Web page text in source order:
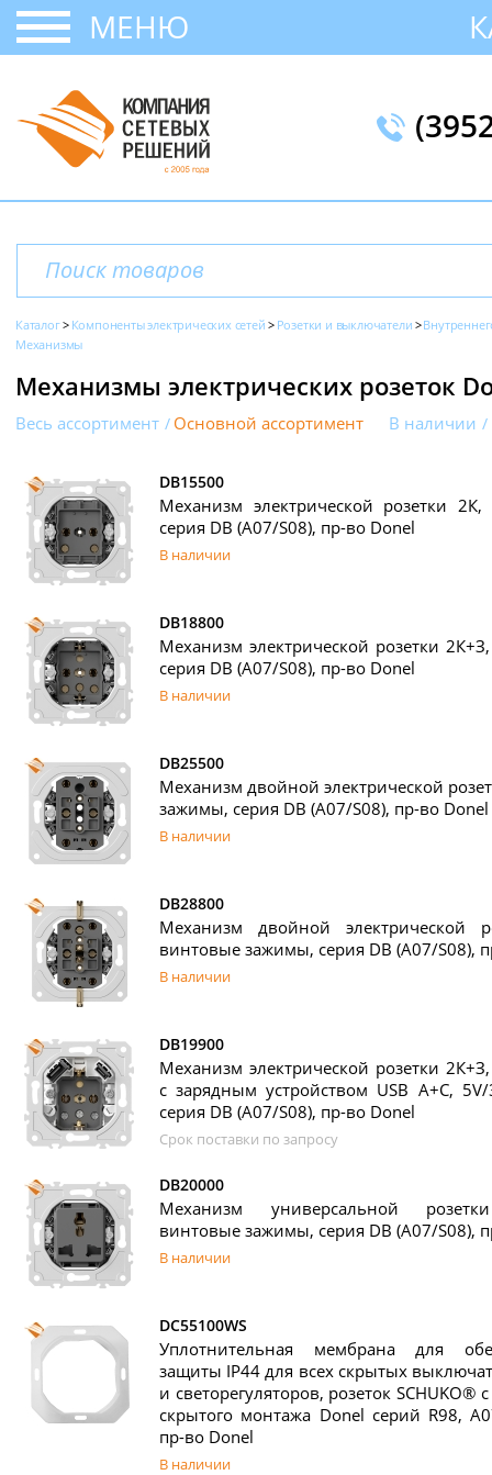
МЕНЮ
Каталог Компоненты электрических сетей Розетки и выключатели
Механизмы
Механизмы электрических розеток
Весь ассортимент Основной ассортимент В наличии
DB15500
Механизм электрической розетки
серия DB (A07/S08), пр-во Donel
В наличии
DB18800
Механизм электрической розетки
серия DB (A07/S08), пр-во Donel
В наличии
DB25500
Механизм двойной электрической
зажимы, серия DB (A07/S08), пр-во Donel
В наличии
DB28800
Механизм двойной электрической
винтовые зажимы, серия DB (A07/S08),
В наличии
DB19900
Механизм электрической розетки
с зарядным устройством USB A+C,
серия DB (A07/S08), пр-во Donel
Срок поставки по запросу
DB20000
Механизм универсальной
винтовые зажимы, серия DB (A07/S08),
В наличии
DC55100WS
Уплотнительная мембрана для
защиты IP44 для всех скрытых
и светорегуляторов, розеток
скрытого монтажа Donel серий R98,
пр-во Donel
В наличии